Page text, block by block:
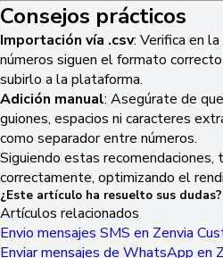
Consejos prácticos
Importación vía .csv: Verifica en
números siguen el formato
subirlo a la plataforma.
Adición manual: Asegúrate de
guiones, espacios ni caracteres
como separador entre números.
Siguiendo estas recomendaciones,
correctamente, optimizando el
¿Este artículo ha resuelto sus dudas?
Artículos relacionados
Envio mensajes SMS en Zenvia
Enviar mensajes de WhatsApp en